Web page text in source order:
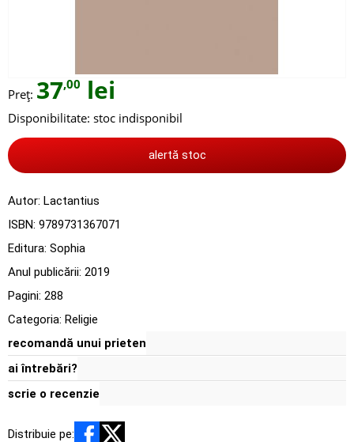
Preț: 37,00 lei
Disponibilitate: stoc indisponibil
alertă stoc
Autor: Lactantius
ISBN: 9789731367071
Editura: Sophia
Anul publicării: 2019
Pagini: 288
Categoria: Religie
recomandă unui prieten
ai întrebări?
scrie o recenzie
Distribuie pe: